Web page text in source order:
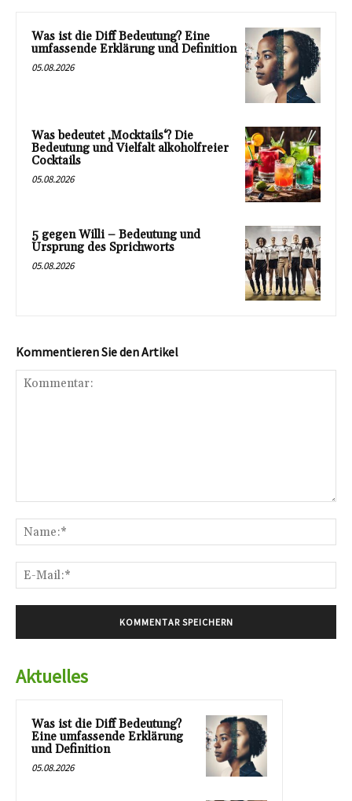
Was ist die Diff Bedeutung? Eine
umfassende Erklärung und Definition
05.08.2026
Was bedeutet ‚Mocktails‘? Die
Bedeutung und Vielfalt alkoholfreier
Cocktails
05.08.2026
5 gegen Willi – Bedeutung und
Ursprung des Sprichworts
05.08.2026
Kommentieren Sie den Artikel
Aktuelles
Was ist die Diff Bedeutung?
Eine umfassende Erklärung
und Definition
05.08.2026